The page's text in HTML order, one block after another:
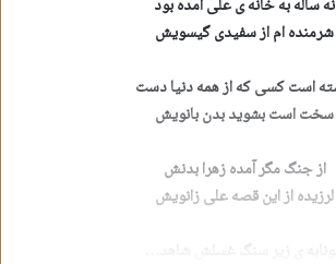
نه ساله به خانه ی علی آمده بود
شرمنده ام از سفیدی گیسویش
است کسی که از همه دنیا دست
سخت است بشوید بدن بانویش
از جنگ مگر آمده زهرا بدنش
لرزیده از این قصه علی زانویش